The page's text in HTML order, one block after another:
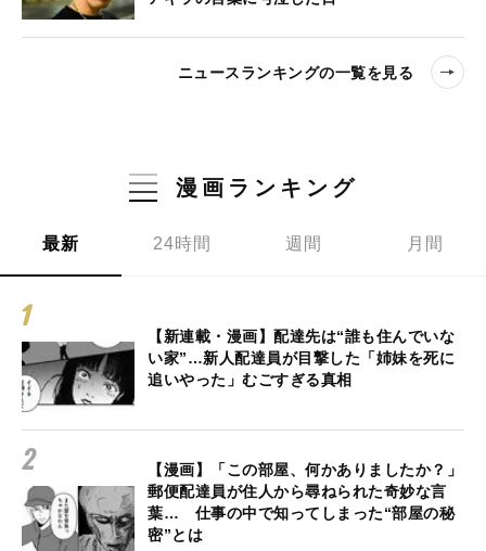
ニュースランキングの一覧を見る
漫画ランキング
最新 24時間 週間 月間
【新連載・漫画】配達先は“誰も住んでいな
い家”…新人配達員が目撃した「姉妹を死に
追いやった」むごすぎる真相
【漫画】「この部屋、何かありましたか？」
郵便配達員が住人から尋ねられた奇妙な言
葉… 仕事の中で知ってしまった“部屋の秘
密”とは